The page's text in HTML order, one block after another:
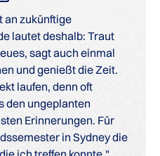
an zukünftige
lautet deshalb: Traut
sagt auch einmal
und genießt die Zeit.
laufen, denn oft
den ungeplanten
Erinnerungen. Für
in Sydney die